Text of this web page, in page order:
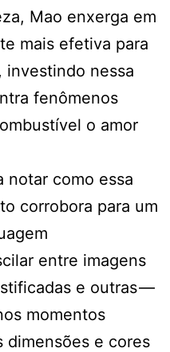
Mao enxerga em
mais efetiva para
investindo nessa
fenômenos
o amor
notar como essa
corrobora para um
entre imagens
e outras —
momentos
dimensões e cores